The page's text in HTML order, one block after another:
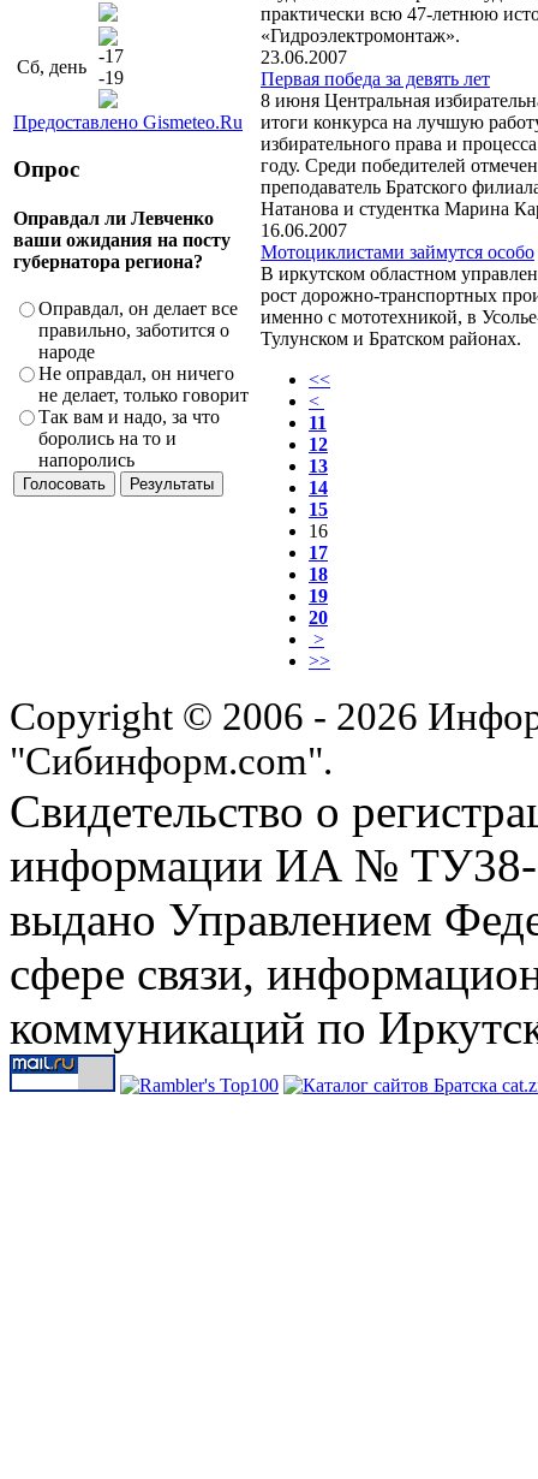
Сб, день
-17
-19
Предоставлено Gismeteo.Ru
Опрос
Оправдал ли Левченко
ваши ожидания на посту
губернатора региона?
Оправдал, он делает все
правильно, заботится о
народе
Не оправдал, он ничего
не делает, только говорит
Так вам и надо, за что
боролись на то и
напоролись
практически всю 47-летнюю
«Гидроэлектромонтаж».
23.06.2007
Первая победа за девять лет
8 июня Центральная
итоги конкурса на лучшую
избирательного права и
году. Среди победителей
преподаватель Братского
Натанова и студентка Марина
16.06.2007
Мотоциклистами займутся особо
В иркутском областном
рост дорожно-транспортных
именно с мототехникой, в
Тулунском и Братском районах.
<<
<
11
12
13
14
15
16
17
18
19
20
>
>>
Copyright © 2006 - 2026
"Сибинформ.com".
Свидетельство о
информации ИА № ТУ38-
выдано Управлением
сфере связи,
коммуникаций по